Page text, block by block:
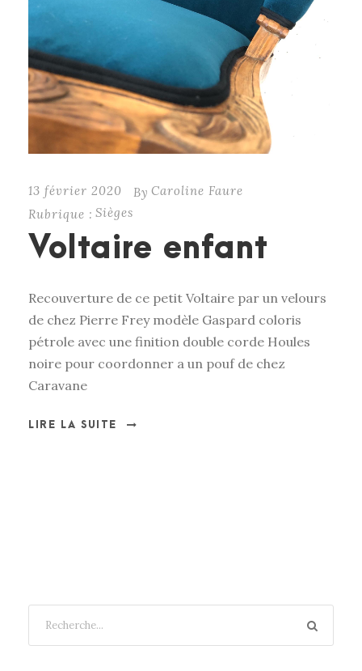
13 février 2020 By Caroline Faure
Rubrique : Sièges
Voltaire enfant
Recouverture de ce petit Voltaire par un velours
de chez Pierre Frey modèle Gaspard coloris
pétrole avec une finition double corde Houles
noire pour coordonner a un pouf de chez
Caravane
LIRE LA SUITE